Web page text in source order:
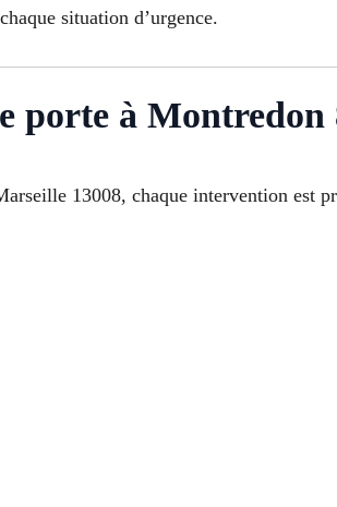
situation d’urgence.
porte à Montredon
13008, chaque intervention est